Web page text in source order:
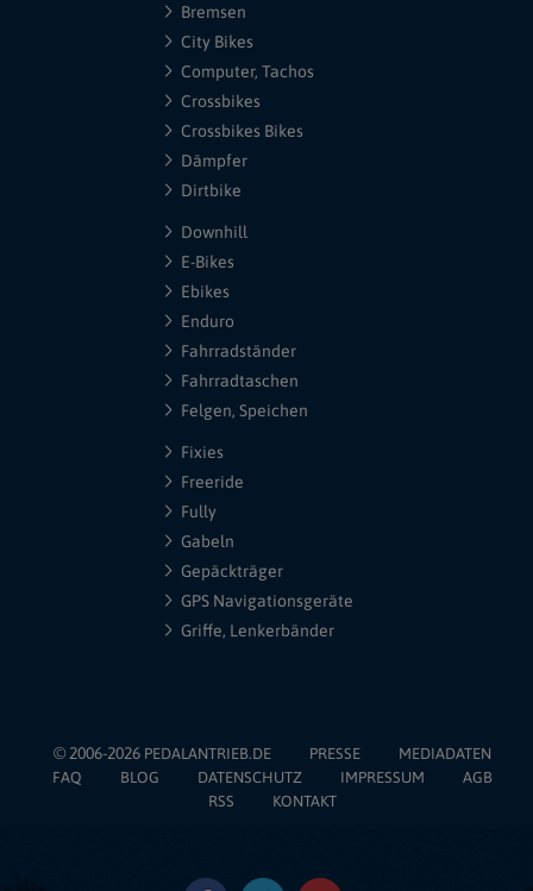
Bremsen
City Bikes
Computer, Tachos
Crossbikes
Crossbikes Bikes
Dämpfer
Dirtbike
Downhill
E-Bikes
Ebikes
Enduro
Fahrradständer
Fahrradtaschen
Felgen, Speichen
Fixies
Freeride
Fully
Gabeln
Gepäckträger
GPS Navigationsgeräte
Griffe, Lenkerbänder
© 2006-2026 PEDALANTRIEB.DE PRESSE
MEDIADATEN
FAQ
BLOG DATENSCHUTZ IMPRESSUM
AGB
RSS
KONTAKT